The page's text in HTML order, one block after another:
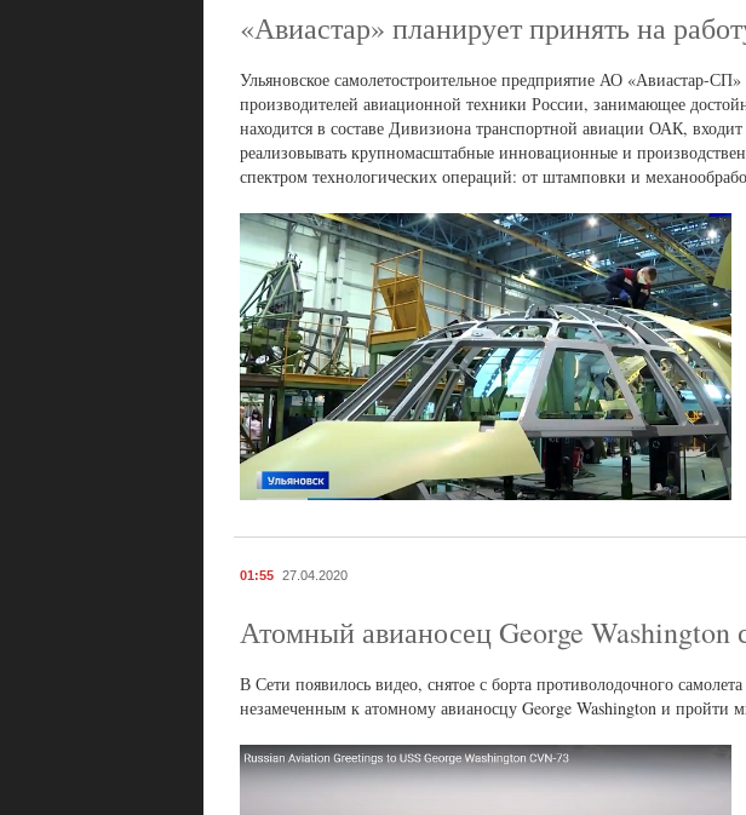
«Авиастар» планирует принять на
Ульяновское самолетостроительное предприятие АО «Авиастар-
производителей авиационной техники России, занимающее
находится в составе Дивизиона транспортной авиации ОАК,
реализовывать крупномасштабные инновационные и
спектром технологических операций: от штамповки и
01:55 27.04.2020
Атомный авианосец George Washington
В Сети появилось видео, снятое с борта противолодочного
незамеченным к атомному авианосцу George Washington и пройти